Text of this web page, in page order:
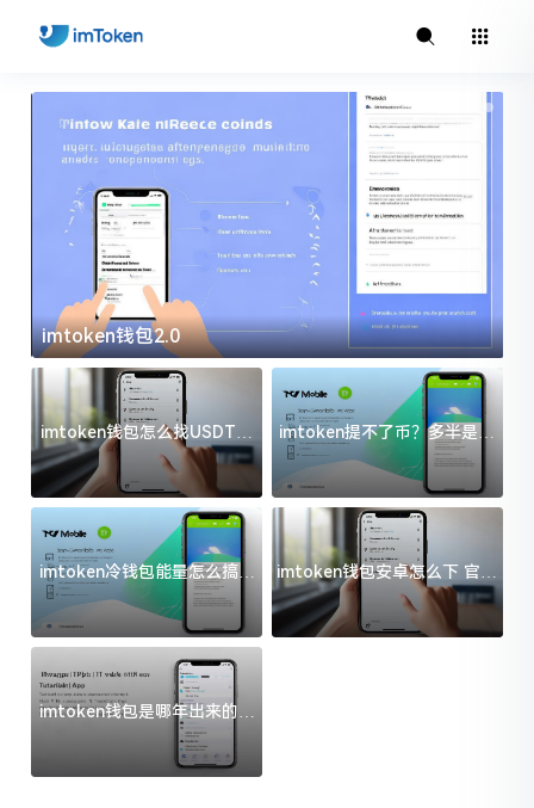
imtoken钱包2.0
imtoken钱包怎么找USDT地
址？三步搞定不踩坑
imtoken提不了币？多半是这
几件事没处理好
imtoken冷钱包能量怎么搞？
过来人告诉你门道
imtoken钱包安卓怎么下 官方
渠道避坑指南
imtoken钱包是哪年出来的？
一文给你说清楚